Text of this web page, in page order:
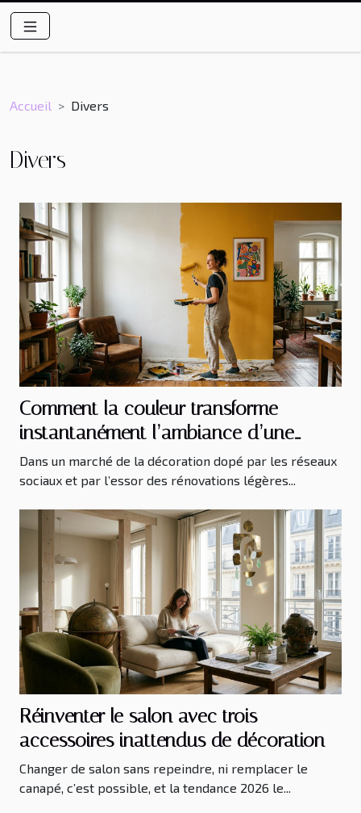
Accueil Divers
Divers
Comment la couleur transforme
instantanément l’ambiance d’une
pièce
Dans un marché de la décoration dopé par les réseaux
sociaux et par l’essor des rénovations légères...
Réinventer le salon avec trois
accessoires inattendus de décoration
Changer de salon sans repeindre, ni remplacer le
canapé, c’est possible, et la tendance 2026 le...